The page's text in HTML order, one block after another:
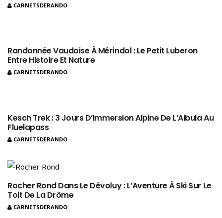
CARNETSDERANDO
Randonnée Vaudoise À Mérindol : Le Petit Luberon
Entre Histoire Et Nature
CARNETSDERANDO
Kesch Trek : 3 Jours D’Immersion Alpine De L’Albula Au
Fluelapass
CARNETSDERANDO
Rocher Rond Dans Le Dévoluy : L’Aventure À Ski Sur Le
Toit De La Drôme
CARNETSDERANDO